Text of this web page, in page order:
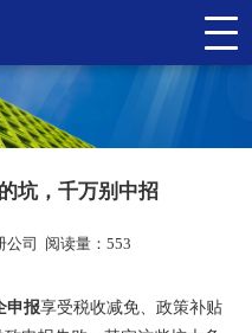
坑，千万别中招
公司 阅读量：553
申报享受税收减免、政策补贴